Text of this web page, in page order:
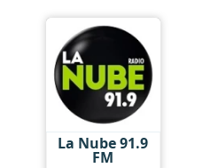
La Nube 91.9
FM